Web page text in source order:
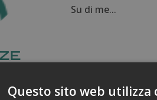
Su di me...
Questo sito web utilizza